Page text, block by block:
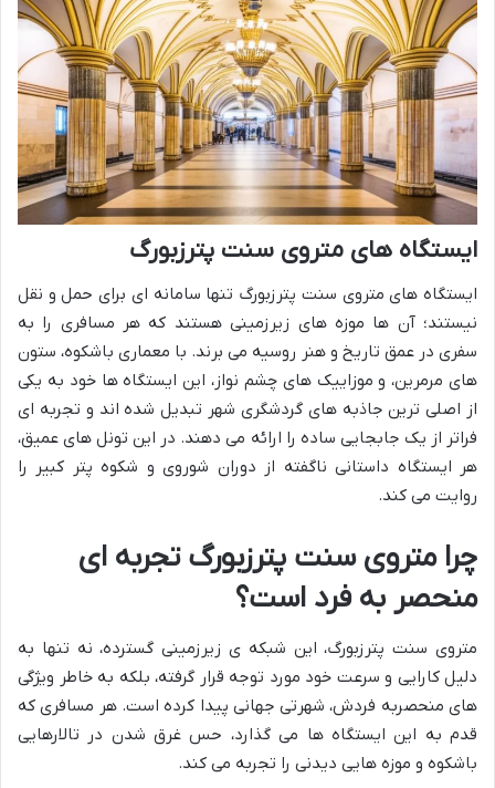
ایستگاه های متروی سنت پترزبورگ
ایستگاه های متروی سنت پترزبورگ تنها سامانه ای برای حمل و نقل
نیستند؛ آن ها موزه های زیرزمینی هستند که هر مسافری را به
سفری در عمق تاریخ و هنر روسیه می برند. با معماری باشکوه، ستون
های مرمرین، و موزاییک های چشم نواز، این ایستگاه ها خود به یکی
از اصلی ترین جاذبه های گردشگری شهر تبدیل شده اند و تجربه ای
فراتر از یک جابجایی ساده را ارائه می دهند. در این تونل های عمیق،
هر ایستگاه داستانی ناگفته از دوران شوروی و شکوه پتر کبیر را
روایت می کند.
چرا متروی سنت پترزبورگ تجربه ای
منحصر به فرد است؟
متروی سنت پترزبورگ، این شبکه ی زیرزمینی گسترده، نه تنها به
دلیل کارایی و سرعت خود مورد توجه قرار گرفته، بلکه به خاطر ویژگی
های منحصربه فردش، شهرتی جهانی پیدا کرده است. هر مسافری که
قدم به این ایستگاه ها می گذارد، حس غرق شدن در تالارهایی
باشکوه و موزه هایی دیدنی را تجربه می کند.